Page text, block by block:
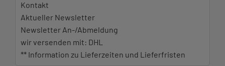
Kontakt
Aktueller Newsletter
Newsletter An-/Abmeldung
wir versenden mit: DHL
** Information zu Lieferzeiten und Lieferfristen